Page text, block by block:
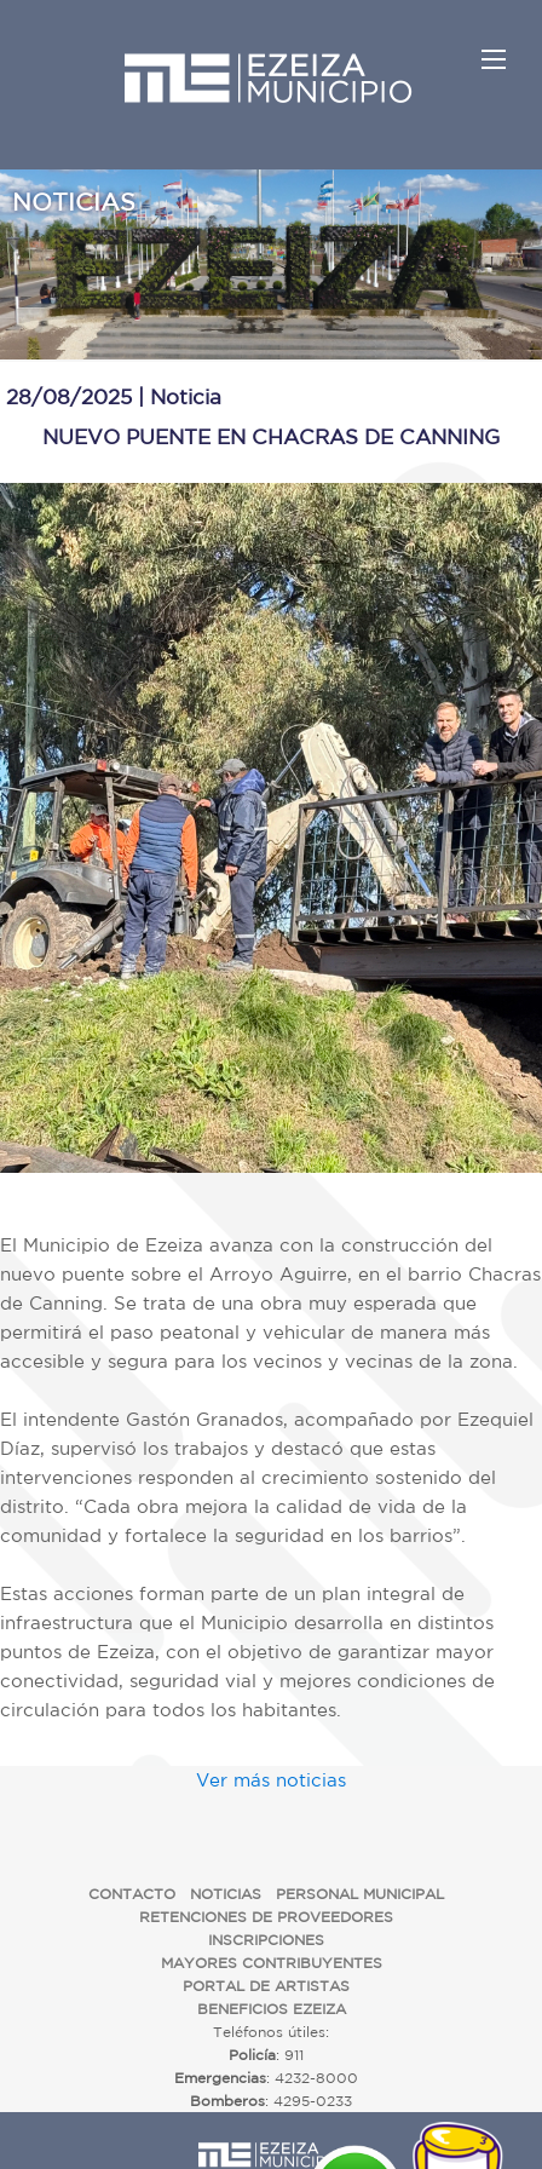
NOTICIAS
28/08/2025 |
Noticia
NUEVO PUENTE EN CHACRAS DE CANNING
El Municipio de Ezeiza avanza con la construcción del
nuevo puente sobre el Arroyo Aguirre, en el barrio Chacras
de Canning. Se trata de una obra muy esperada que
permitirá el paso peatonal y vehicular de manera más
accesible y segura para los vecinos y vecinas de la zona.
El intendente Gastón Granados, acompañado por Ezequiel
Díaz, supervisó los trabajos y destacó que estas
intervenciones responden al crecimiento sostenido del
distrito. “Cada obra mejora la calidad de vida de la
comunidad y fortalece la seguridad en los barrios”.
Estas acciones forman parte de un plan integral de
infraestructura que el Municipio desarrolla en distintos
puntos de Ezeiza, con el objetivo de garantizar mayor
conectividad, seguridad vial y mejores condiciones de
circulación para todos los habitantes.
Ver más noticias
CONTACTO NOTICIAS
PERSONAL MUNICIPAL
RETENCIONES DE PROVEEDORES
INSCRIPCIONES
MAYORES CONTRIBUYENTES
PORTAL DE ARTISTAS
BENEFICIOS EZEIZA
Teléfonos útiles:
Policía: 911
Emergencias: 4232-8000
Bomberos: 4295-0233